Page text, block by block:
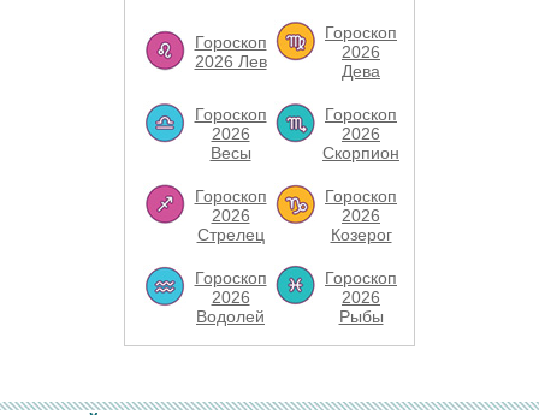
Гороскоп
2026 Лев
Гороскоп
2026
Дева
Гороскоп
2026
Весы
Гороскоп
2026
Скорпион
Гороскоп
2026
Стрелец
Гороскоп
2026
Козерог
Гороскоп
2026
Водолей
Гороскоп
2026
Рыбы